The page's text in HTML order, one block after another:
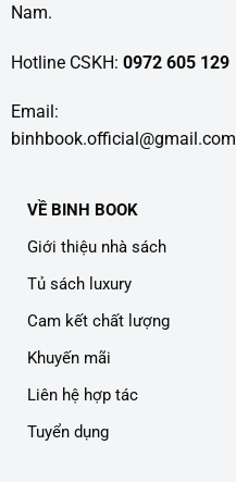
Nam.
Hotline CSKH: 0972 605 129
Email:
binhbook.official@gmail.com
VỀ BINH BOOK
Giới thiệu nhà sách
Tủ sách luxury
Cam kết chất lượng
Khuyến mãi
Liên hệ hợp tác
Tuyển dụng